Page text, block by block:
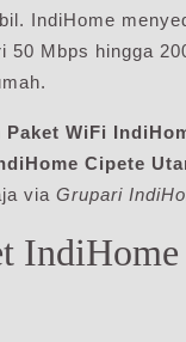
IndiHome
50 Mbps hingga
Paket WiFi
Cipete
via Grupari